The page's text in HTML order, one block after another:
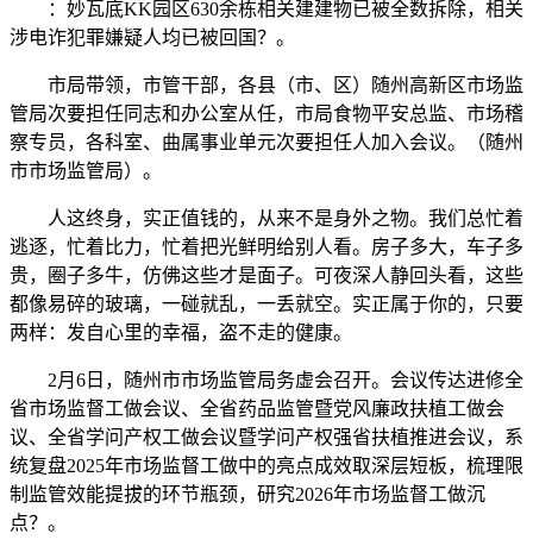
：妙瓦底KK园区630余栋相关建建物已被全数拆除，相关
涉电诈犯罪嫌疑人均已被回国？。
市局带领，市管干部，各县（市、区）随州高新区市场监
管局次要担任同志和办公室从任，市局食物平安总监、市场稽
察专员，各科室、曲属事业单元次要担任人加入会议。（随州
市市场监管局）。
人这终身，实正值钱的，从来不是身外之物。我们总忙着
逃逐，忙着比力，忙着把光鲜明给别人看。房子多大，车子多
贵，圈子多牛，仿佛这些才是面子。可夜深人静回头看，这些
都像易碎的玻璃，一碰就乱，一丢就空。实正属于你的，只要
两样：发自心里的幸福，盗不走的健康。
2月6日，随州市市场监管局务虚会召开。会议传达进修全
省市场监督工做会议、全省药品监管暨党风廉政扶植工做会
议、全省学问产权工做会议暨学问产权强省扶植推进会议，系
统复盘2025年市场监督工做中的亮点成效取深层短板，梳理限
制监管效能提拔的环节瓶颈，研究2026年市场监督工做沉
点？。